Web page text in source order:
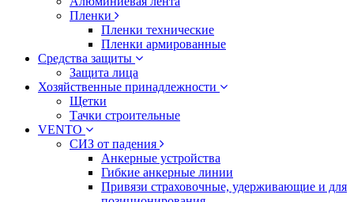
Пленки
Пленки технические
Пленки армированные
Средства защиты
Защита лица
Хозяйственные принадлежности
Щетки
Тачки строительные
VENTO
СИЗ от падения
Анкерные устройства
Гибкие анкерные линии
Привязи страховочные, удерживающие и для